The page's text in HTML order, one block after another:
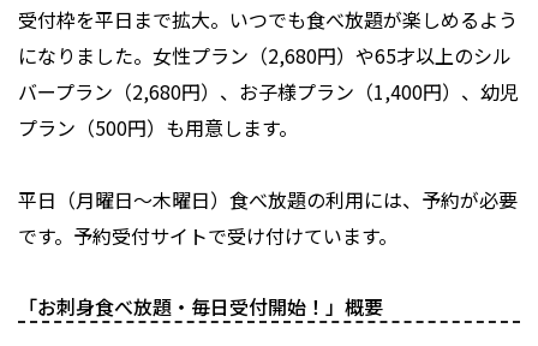
受付枠を平日まで拡大。いつでも食べ放題が楽しめるよう
になりました。女性プラン（2,680円）や65才以上のシル
バープラン（2,680円）、お子様プラン（1,400円）、幼児
プラン（500円）も用意します。
平日（月曜日～木曜日）食べ放題の利用には、予約が必要
です。予約受付サイトで受け付けています。
「お刺身食べ放題・毎日受付開始！」概要